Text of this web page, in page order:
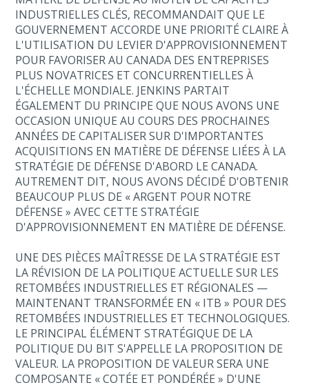
INDUSTRIELLES CLÉS, RECOMMANDAIT QUE LE
GOUVERNEMENT ACCORDE UNE PRIORITÉ CLAIRE À
L'UTILISATION DU LEVIER D'APPROVISIONNEMENT
POUR FAVORISER AU CANADA DES ENTREPRISES
PLUS NOVATRICES ET CONCURRENTIELLES À
L'ÉCHELLE MONDIALE. JENKINS PARTAIT
ÉGALEMENT DU PRINCIPE QUE NOUS AVONS UNE
OCCASION UNIQUE AU COURS DES PROCHAINES
ANNÉES DE CAPITALISER SUR D'IMPORTANTES
ACQUISITIONS EN MATIÈRE DE DÉFENSE LIÉES À LA
STRATÉGIE DE DÉFENSE D'ABORD LE CANADA.
AUTREMENT DIT, NOUS AVONS DÉCIDÉ D'OBTENIR
BEAUCOUP PLUS DE « ARGENT POUR NOTRE
DÉFENSE » AVEC CETTE STRATÉGIE
D'APPROVISIONNEMENT EN MATIÈRE DE DÉFENSE.
UNE DES PIÈCES MAÎTRESSE DE LA STRATÉGIE EST
LA RÉVISION DE LA POLITIQUE ACTUELLE SUR LES
RETOMBÉES INDUSTRIELLES ET RÉGIONALES —
MAINTENANT TRANSFORMÉE EN « ITB » POUR DES
RETOMBÉES INDUSTRIELLES ET TECHNOLOGIQUES.
LE PRINCIPAL ÉLÉMENT STRATÉGIQUE DE LA
POLITIQUE DU BIT S'APPELLE LA PROPOSITION DE
VALEUR. LA PROPOSITION DE VALEUR SERA UNE
COMPOSANTE « COTÉE ET PONDÉRÉE » D'UNE